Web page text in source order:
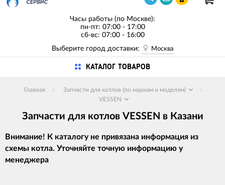
Часы работы (по Москве):
пн-пт: 07:00 - 17:00
сб-вс: 07:00 - 16:00
Выберите город доставки:
Москва
КАТАЛОГ ТОВАРОВ
Главная
Запчасти для котлов (по маркам и моделям)
VESSEN
Запчасти для котлов VESSEN в Казани
Внимание! К каталогу не привязана информация из
схемы котла. Уточняйте точную информацию у
менеджера